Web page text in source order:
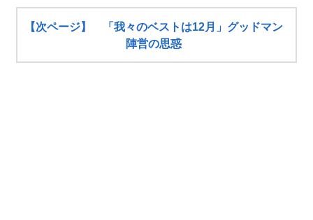
【次ページ】 「我々のベストは12月」グッドマン
陣営の思惑